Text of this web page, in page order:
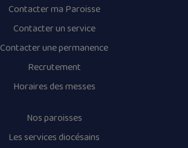
Contacter ma Paroisse
Contacter un service
Contacter une permanence
Recrutement
Horaires des messes
Nos paroisses
Les services diocésains